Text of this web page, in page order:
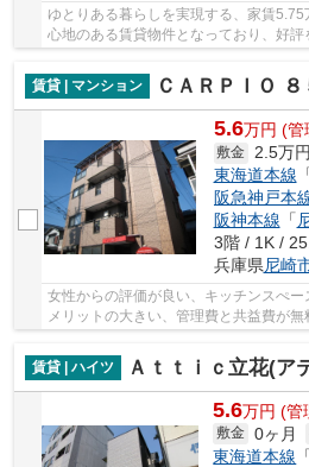
ゆとりある暮らしを実現する、家賃
心地のある賃貸物件となっており、好
賃貸 | マンション
ＣＡＲＰＩＯ
5.6万円 (管
敷金 2.5万円
東海道本線
阪急神戸本
阪神本線 「
3階 / 1K /
兵庫県尼崎
女性からの評価が良い、キッチンスぺ
メリットの大きい、管理費と共益費が
賃貸 | ハイツ
Ａｔｔｉｃ立花(ア
5.6万円 (管
敷金 0ヶ月
東海道本線 「